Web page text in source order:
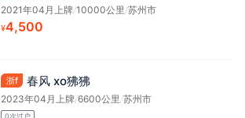
2021年04月上牌/10000公里/苏州市
¥4,500
浙f 春风 xo狒狒
2023年04月上牌/6600公里/苏州市